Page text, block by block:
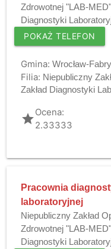
Zdrowotnej "LAB-
Diagnostyki
POKAŻ TELEFON
Gmina: Wrocław-
Filia: Niepubliczny
Zakład Diagnostyki
gradeOcena:
2.33333
Pracownia
laboratoryjnej
Niepubliczny Zakład
Zdrowotnej "LAB-
Diagnostyki